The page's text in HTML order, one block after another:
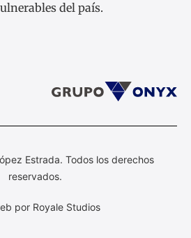
del país.
Estrada. Todos los derechos
reservados.
por Royale Studios